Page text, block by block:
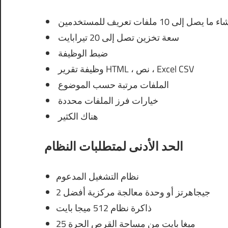
إلى 10 ملفات تعريف للمستخدمين
سعة تخزين تصل إلى 20 تيرابايت
ضبط الوظيفة
وظيفة تقرير HTML ، نص ، Excel CSV
الملفات مرتبة حسب الموضوع
خيارات فرز الملفات محددة
هناك الكثير
الحد الأدنى لمتطلبات النظام
نظام التشغيل المدعوم
2 جيجاهرتز أو وحدة معالجة مركزية أفضل
ذاكرة نظام 512 ميجا بايت
25 ميغا بايت من مساحة القرص الحرة